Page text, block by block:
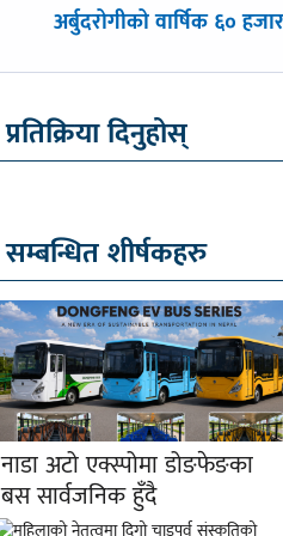
पछिल्लाे
अर्बुदरोगीको वार्षिक ६०
प्रतिक्रिया दिनुहोस्
सम्बन्धित शीर्षकहरु
नाडा अटो एक्स्पोमा डोङफेङका
बस सार्वजनिक हुँदै